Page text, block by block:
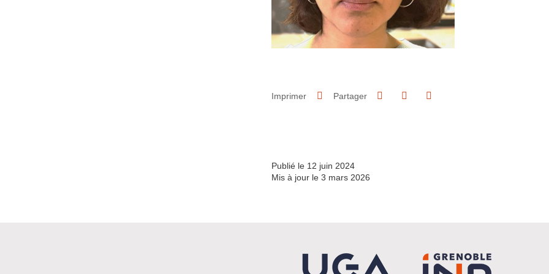
Imprimer Partager Partager sur Facebook
Partager sur LinkedIn
Publié le 12 juin 2024
Mis à jour le 3 mars 2026